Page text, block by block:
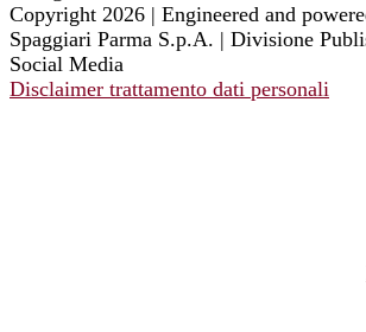
Copyright 2026 | Engineered and
Spaggiari Parma S.p.A. | Divisione
Social Media
Disclaimer trattamento dati personali